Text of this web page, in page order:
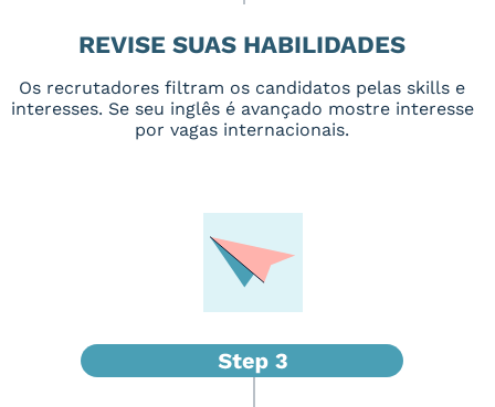
REVISE SUAS HABILIDADES
Os recrutadores filtram os candidatos pelas skills e
interesses. Se seu inglês é avançado mostre interesse
por vagas internacionais.